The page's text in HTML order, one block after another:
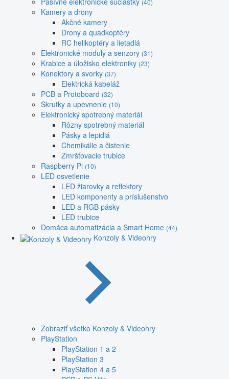
(40)
Kamery a drony
Akčné kamery
Drony a quadkoptéry
RC helikoptéry a lietadlá
Elektronické moduly a senzory (31)
Krabice a úložisko elektroniky (23)
Konektory a svorky (37)
Elektrická kabeláž
PCB a Protoboard (32)
Skrutky a upevnenie (10)
Elektronický spotrebný materiál
Rôzny spotrebný materiál
Pásky a lepidlá
Chemikálie a čistenie
Zmršťovacie trubice
Raspberry Pi (10)
LED osvetlenie
LED žiarovky a reflektory
LED komponenty a príslušenstvo
LED a RGB pásky
LED trubice
Domáca automatizácia a Smart Home (44)
Konzoly & Videohry
Zobraziť všetko Konzoly & Videohry
PlayStation
PlayStation 1 a 2
PlayStation 3
PlayStation 4 a 5